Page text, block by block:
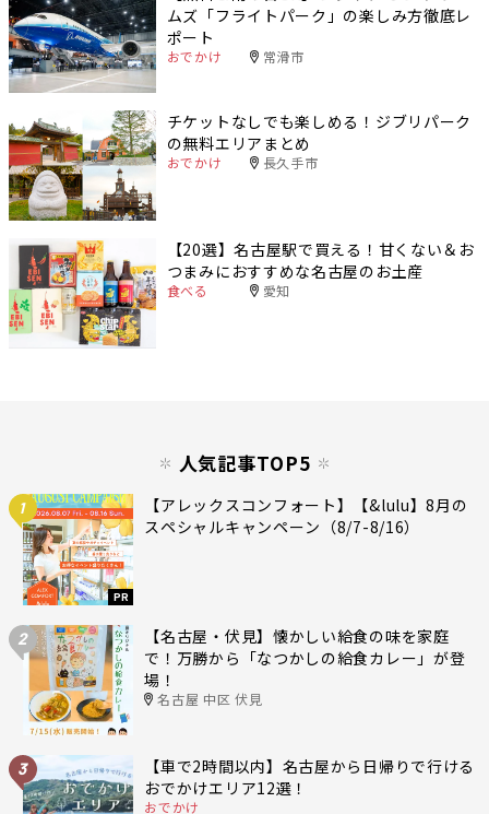
ムズ「フライトパーク」の楽しみ方徹底レ
ポート
おでかけ 常滑市
チケットなしでも楽しめる！ジブリパーク
の無料エリアまとめ
おでかけ 長久手市
【20選】名古屋駅で買える！甘くない＆お
つまみにおすすめな名古屋のお土産
食べる 愛知
人気記事TOP5
1
PR
【アレックスコンフォート】【&lulu】8月の
スペシャルキャンペーン（8/7-8/16）
2
【名古屋・伏見】懐かしい給食の味を家庭
で！万勝から「なつかしの給食カレー」が登
場！
名古屋 中区 伏見
3
【車で2時間以内】名古屋から日帰りで行ける
おでかけエリア12選！
おでかけ